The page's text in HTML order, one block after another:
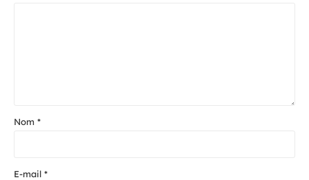
Nom *
E-mail *